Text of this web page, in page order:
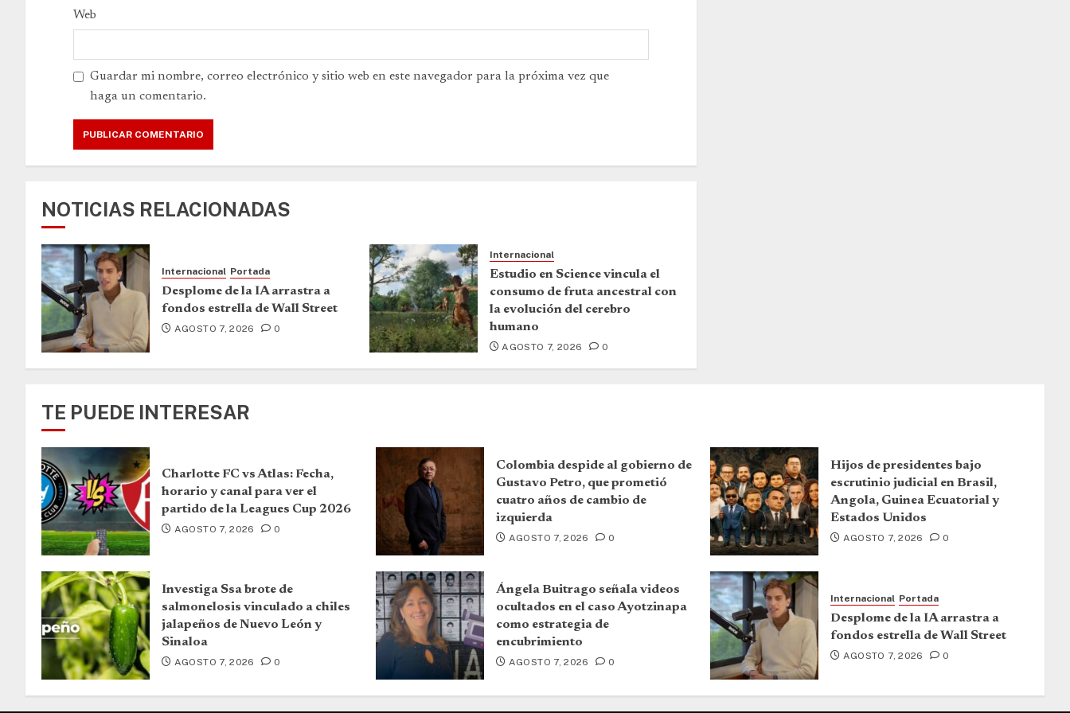
Web
Guardar mi nombre, correo electrónico y sitio web en este navegador para la próxima vez que
haga un comentario.
NOTICIAS RELACIONADAS
Internacional Portada
Desplome de la IA arrastra a
fondos estrella de Wall Street
AGOSTO 7, 2026 0
Internacional
Estudio en Science vincula el
consumo de fruta ancestral con
la evolución del cerebro
humano
AGOSTO 7, 2026 0
TE PUEDE INTERESAR
Charlotte FC vs Atlas: Fecha,
horario y canal para ver el
partido de la Leagues Cup 2026
AGOSTO 7, 2026 0
Colombia despide al gobierno de
Gustavo Petro, que prometió
cuatro años de cambio de
izquierda
AGOSTO 7, 2026 0
Hijos de presidentes bajo
escrutinio judicial en Brasil,
Angola, Guinea Ecuatorial y
Estados Unidos
AGOSTO 7, 2026 0
Investiga Ssa brote de
salmonelosis vinculado a chiles
jalapeños de Nuevo León y
Sinaloa
AGOSTO 7, 2026 0
Ángela Buitrago señala videos
ocultados en el caso Ayotzinapa
como estrategia de
encubrimiento
AGOSTO 7, 2026 0
Internacional Portada
Desplome de la IA arrastra a
fondos estrella de Wall Street
AGOSTO 7, 2026 0